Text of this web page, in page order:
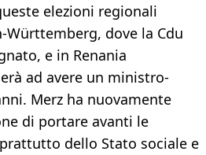
elezioni regionali
dove la Cdu
e in Renania
ad avere un ministro-
Merz ha nuovamente
di portare avanti le
dello Stato sociale e